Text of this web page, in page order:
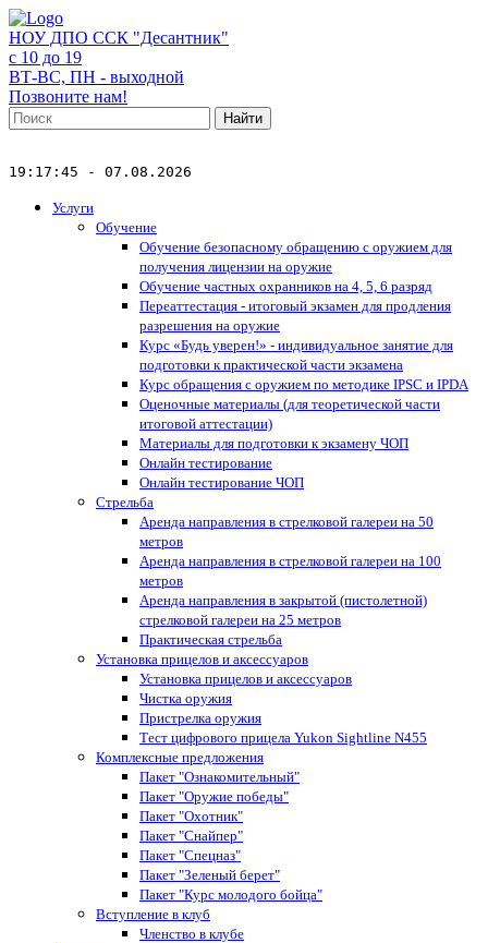
НОУ ДПО ССК "Десантник"
с 10 до 19
ВТ-ВС, ПН - выходной
Позвоните нам!
Найти
19:17:45 - 07.08.2026
Услуги
Обучение
Обучение безопасному обращению с оружием для
получения лицензии на оружие
Обучение частных охранников на 4, 5, 6 разряд
Переаттестация - итоговый экзамен для продления
разрешения на оружие
Курс «Будь уверен!» - индивидуальное занятие для
подготовки к практической части экзамена
Курс обращения с оружием по методике IPSC и IPDA
Оценочные материалы (для теоретической части
итоговой аттестации)
Материалы для подготовки к экзамену ЧОП
Онлайн тестирование
Онлайн тестирование ЧОП
Стрельба
Аренда направления в стрелковой галереи на 50
метров
Аренда направления в стрелковой галереи на 100
метров
Аренда направления в закрытой (пистолетной)
стрелковой галереи на 25 метров
Практическая стрельба
Установка прицелов и аксессуаров
Установка прицелов и аксессуаров
Чистка оружия
Пристрелка оружия
Тест цифрового прицела Yukon Sightline N455
Комплексные предложения
Пакет "Ознакомительный"
Пакет "Оружие победы"
Пакет "Охотник"
Пакет "Снайпер"
Пакет "Спецназ"
Пакет "Зеленый берет"
Пакет "Курс молодого бойца"
Вступление в клуб
Членство в клубе